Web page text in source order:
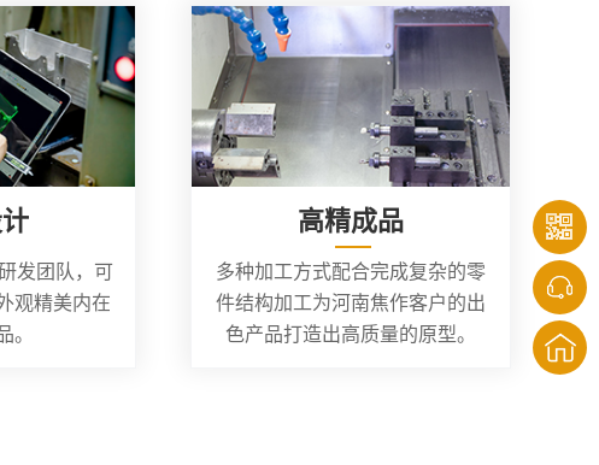
发团队，可
观精美内在
。
高精成品
多种加工方式配合完成复杂的零
件结构加工为河南焦作客户的出
色产品打造出高质量的原型。